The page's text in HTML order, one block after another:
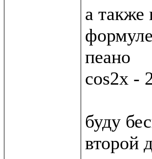
а
пеано
cos2x -
буду